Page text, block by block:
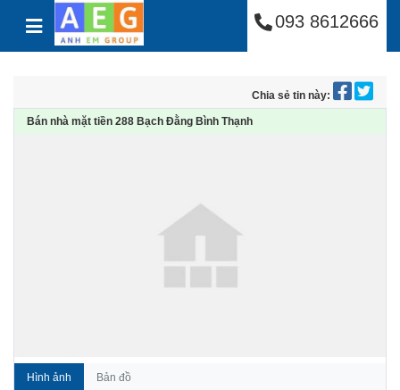
Skip to content Công Ty Cổ Phần
093 8612666
Chia sẻ tin này:
Bán nhà mặt tiền 288 Bạch Đằng Bình Thạnh
Hình ảnh Bản đồ